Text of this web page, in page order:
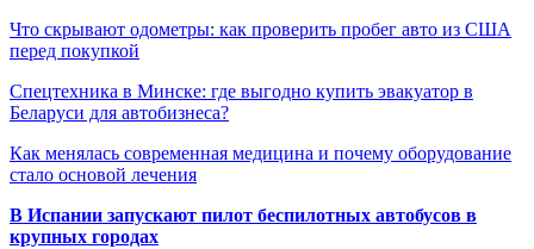
Что скрывают одометры: как проверить пробег авто из США
перед покупкой
Спецтехника в Минске: где выгодно купить эвакуатор в
Беларуси для автобизнеса?
Как менялась современная медицина и почему оборудование
стало основой лечения
В Испании запускают пилот беспилотных автобусов в
крупных городах